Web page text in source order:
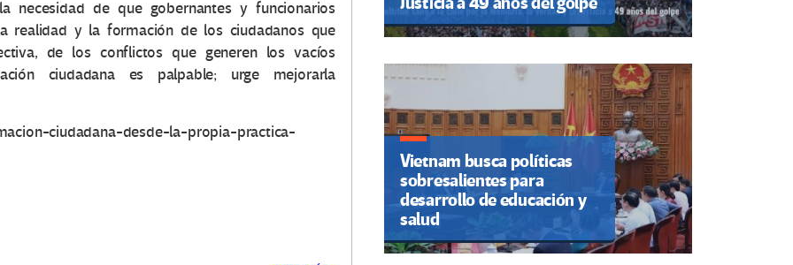
necesidad de que gobernantes y funcionarios
realidad y la formación de los ciudadanos que
de los conflictos que generen los vacíos
ciudadana es palpable; urge mejorarla
ciudadana-desde-la-propia-practica-
Vietnam busca políticas
sobresalientes para
desarrollo de educación y
salud